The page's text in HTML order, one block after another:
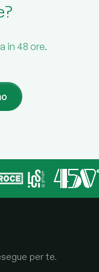
in 48 ore.
per te.